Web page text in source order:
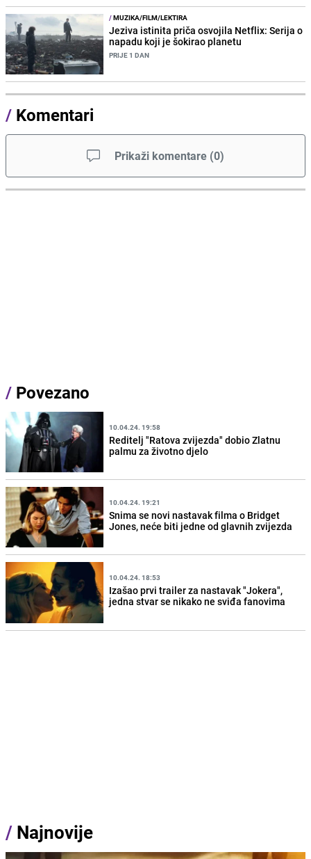
/MUZIKA/FILM/LEKTIRA
Jeziva istinita priča osvojila Netflix: Serija o
napadu koji je šokirao planetu
PRIJE 1 DAN
/ Komentari
Prikaži komentare (0)
/ Povezano
10.04.24. 19:58
Reditelj "Ratova zvijezda" dobio Zlatnu
palmu za životno djelo
10.04.24. 19:21
Snima se novi nastavak filma o Bridget
Jones, neće biti jedne od glavnih zvijezda
10.04.24. 18:53
Izašao prvi trailer za nastavak "Jokera",
jedna stvar se nikako ne sviđa fanovima
/ Najnovije